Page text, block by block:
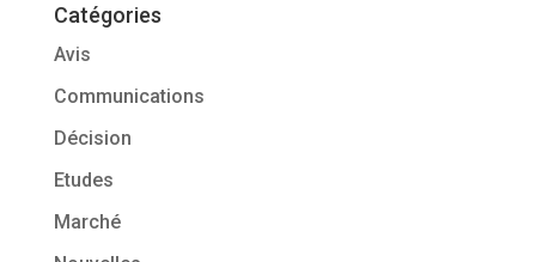
Catégories
Avis
Communications
Décision
Etudes
Marché